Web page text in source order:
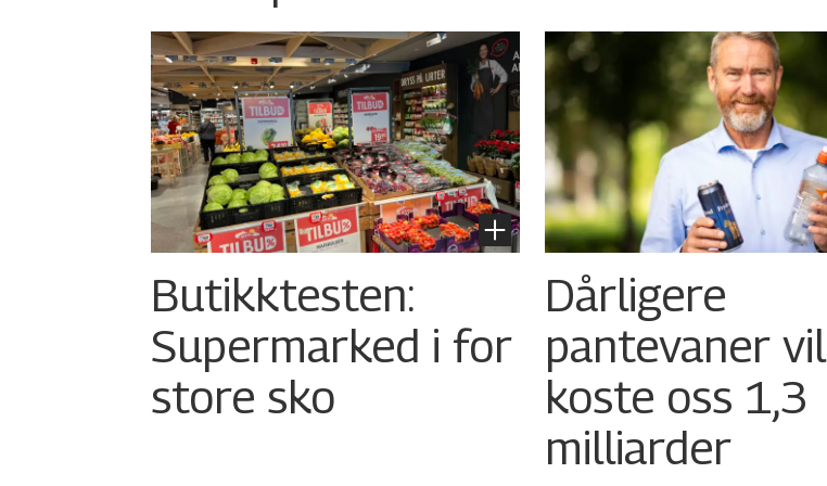
Butikktesten:
Supermarked i for
store sko
Dårligere
pantevaner vil
koste oss 1,3
milliarder